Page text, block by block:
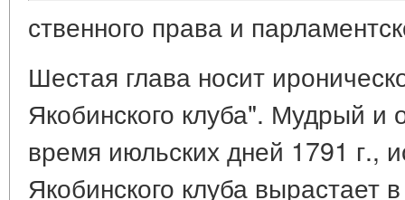
ственного права и
Шестая глава носит
Якобинского клуба". Мудрый и
время июльских дней 1791 г.,
Якобинского клуба вырастает